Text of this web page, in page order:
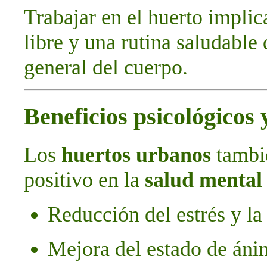
Trabajar en el huerto
libre y una rutina saludable
general del cuerpo.
Beneficios psicológicos
Los huertos urbanos
positivo en la salud
Reducción del estrés y la
Mejora del estado de